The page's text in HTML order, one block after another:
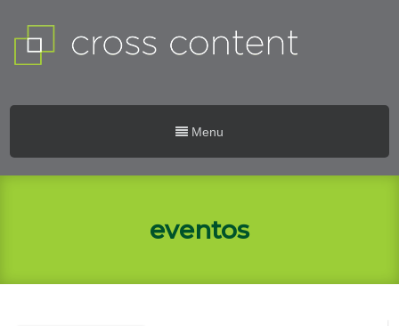
Menu
eventos